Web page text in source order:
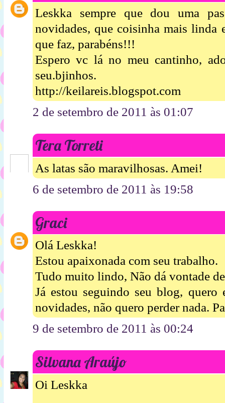
Leskka sempre que dou uma
novidades, que coisinha mais linda
que faz, parabéns!!!
Espero vc lá no meu cantinho,
seu.bjinhos.
http://keilareis.blogspot.com
2 de setembro de 2011 às 01:07
Tera Torreti
As latas são maravilhosas. Amei!
6 de setembro de 2011 às 19:58
Graci
Olá Leskka!
Estou apaixonada com seu trabalho.
Tudo muito lindo, Não dá vontade
Já estou seguindo seu blog, quero
novidades, não quero perder nada.
9 de setembro de 2011 às 00:24
Silvana Araújo
Oi Leskka